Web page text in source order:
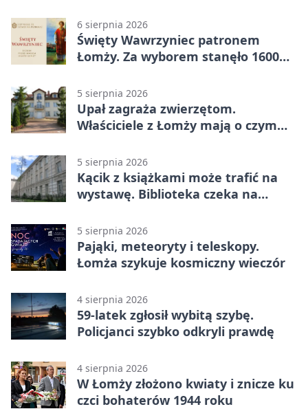
6 sierpnia 2026
Święty Wawrzyniec patronem
Łomży. Za wyborem stanęło 1600
5 sierpnia 2026
Upał zagraża zwierzętom.
Właściciele z Łomży mają o czym
5 sierpnia 2026
Kącik z książkami może trafić na
wystawę. Biblioteka czeka na
5 sierpnia 2026
Pająki, meteoryty i teleskopy.
Łomża szykuje kosmiczny wieczór
4 sierpnia 2026
59-latek zgłosił wybitą szybę.
Policjanci szybko odkryli prawdę
4 sierpnia 2026
W Łomży złożono kwiaty i znicze ku
czci bohaterów 1944 roku